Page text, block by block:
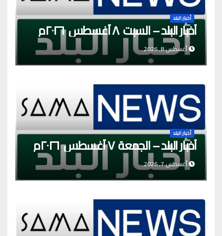
أخبار البلد
أخبار البلد – السبت ٨ أغسطس ٢٠٢٦م
أغسطس 8, 2026
أخبار البلد
أخبار البلد – الجمعة ٧ أغسطس ٢٠٢٦م
أغسطس 7, 2026